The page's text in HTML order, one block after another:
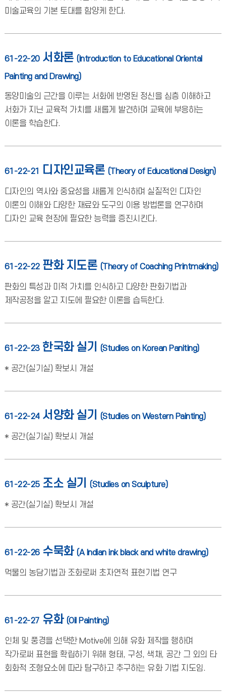
미술교육의 기본 토대를 함양케 한다.
61-22-20 서화론 (Introduction to Educational Oriental
Painting and Drawing)
동양미술의 근간을 이루는 서화에 반영된 정신을 심층 이해하고
서화가 지닌 교육적 가치를 새롭게 발견하며 교육에 부응하는
이론을 학습한다.
61-22-21 디자인교육론 (Theory of Educational Design)
디자인의 역사와 중요성을 새롭게 인식하며 실질적인 디자인
이론의 이해와 다양한 재료와 도구의 이용 방법론을 연구하며
디자인 교육 현장에 필요한 능력을 증진시킨다.
61-22-22 판화 지도론 (Theory of Coaching Printmaking)
판화의 특성과 미적 가치를 인식하고 다양한 판화기법과
제작공정을 알고 지도에 필요한 이론을 습득한다.
61-22-23 한국화 실기 (Studies on Korean Paniting)
* 공간(실기실) 확보시 개설
61-22-24 서양화 실기 (Studies on Western Painting)
* 공간(실기실) 확보시 개설
61-22-25 조소 실기 (Studies on Sculpture)
* 공간(실기실) 확보시 개설
61-22-26 수묵화 (A Indian ink black and white drawing)
먹물의 농담기법과 조화로써 초자연적 표현기법 연구
61-22-27 유화 (Oil Painting)
인체 및 풍경을 선택한 Motive에 의해 유화 제작을 행하며
작가로써 표현을 확립하기 위해 형태, 구성, 색채, 공간 그 외의 타
회화적 조형요소에 따라 탐구하고 추구하는 유화 기법 지도임.